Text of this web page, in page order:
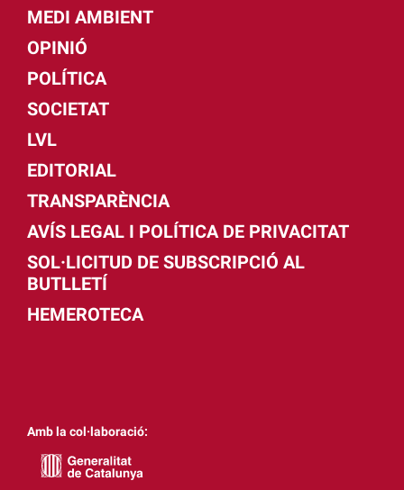
MEDI AMBIENT
OPINIÓ
POLÍTICA
SOCIETAT
LVL
EDITORIAL
TRANSPARÈNCIA
AVÍS LEGAL I POLÍTICA DE PRIVACITAT
SOL·LICITUD DE SUBSCRIPCIÓ AL
BUTLLETÍ
HEMEROTECA
Amb la col·laboració: